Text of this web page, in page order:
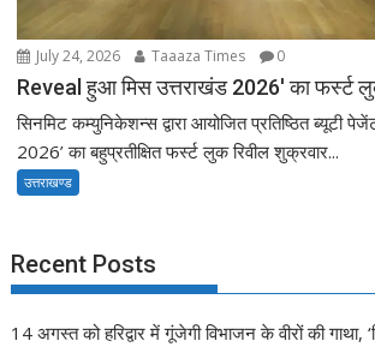
July 24, 2026 Taaaza Times 0
Reveal हुआ मिस उत्तराखंड 2026′ का फर्स्ट
सिनमिट कम्युनिकेशन्स द्वारा आयोजित प्रतिष्ठित ब्यूटी
2026’ का बहुप्रतीक्षित फर्स्ट लुक रिवील शुक्रवार...
उत्तराखण्ड
Recent Posts
14 अगस्त को हरिद्वार में गूंजेगी विभाजन के वीरों की गाथा,